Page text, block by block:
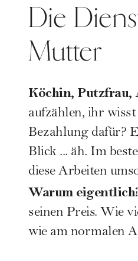
Die
Mutter
Köchin, Putzfrau,
aufzählen, ihr
Bezahlung dafür?
Blick ... äh. Im
diese Arbeiten
Warum
seinen Preis. Wie
wie am normalen